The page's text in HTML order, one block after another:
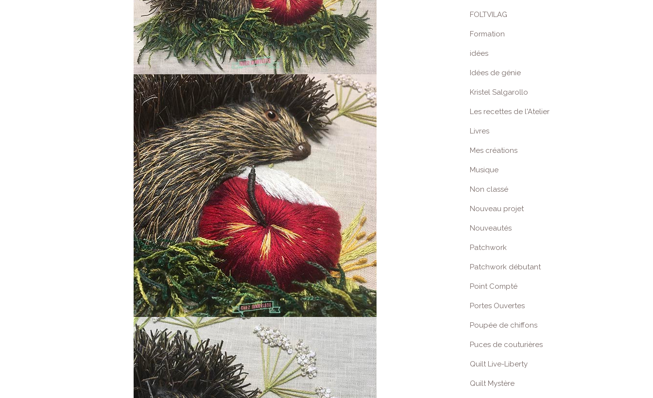
FOLTVILAG
Formation
idées
Idées de génie
Kristel Salgarollo
Les recettes de l'Atelier
Livres
Mes créations
Musique
Non classé
Nouveau projet
Nouveautés
Patchwork
Patchwork débutant
Point Compté
Portes Ouvertes
Poupée de chiffons
Puces de couturières
Quilt Live-Liberty
Quilt Mystère